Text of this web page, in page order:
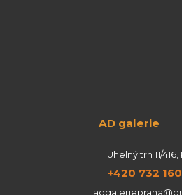
AD galerie
Uhelný trh 11/416,
+420 732